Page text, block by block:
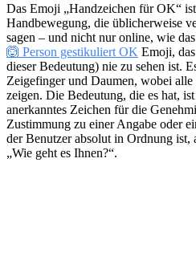
Das Emoji „Handzeichen für OK“
Handbewegung, die üblicherweise
sagen – und nicht nur online, wie
🙆 Person gestikuliert OK Emoji,
dieser Bedeutung) nie zu sehen ist.
Zeigefinger und Daumen, wobei alle
zeigen. Die Bedeutung, die es hat,
anerkanntes Zeichen für die
Zustimmung zu einer Angabe oder
der Benutzer absolut in Ordnung
„Wie geht es Ihnen?“.